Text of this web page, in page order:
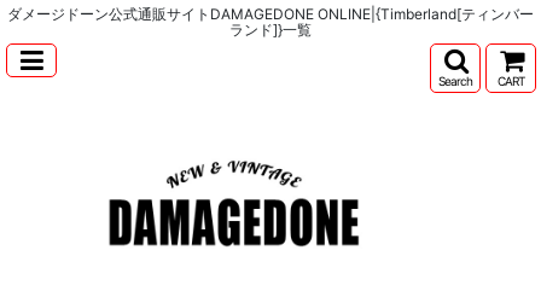
ダメージドーン公式通販サイトDAMAGEDONE ONLINE|{Timberland[ティンバー
ランド]}一覧
Search CART